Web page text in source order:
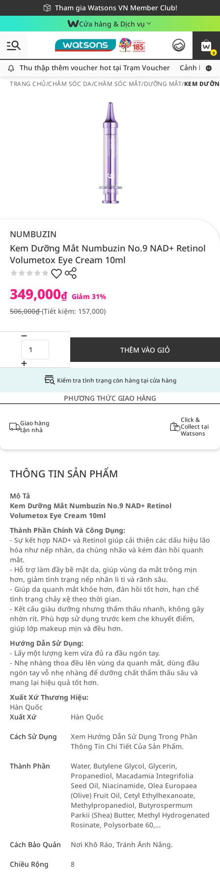
Tham gia Watsons VN Member Club!
Miễn phí giao hàng cho đơn hàng từ 249,000Đ
Giao hàng nhanh 24h - Áp dụng khu vực TP. Hồ Chí Minh
Cửa hàng & Dịch vụ
0
Thu thập thêm voucher hot tại Trạm Voucher
Thu thập thêm voucher hot tại Trạm Voucher Cảnh báo
TRANG CHỦ/CHĂM SÓC DA/CHĂM SÓC MẮT/DƯỠNG MẮT/KEM
NUMBUZIN
Kem Dưỡng Mắt Numbuzin No.9 NAD+ Retinol
Volumetox Eye Cream 10ml
349,000₫ Giảm 31%
506,000₫(Tiết kiệm: 157,000)
THÊM VÀO GIỎ
Kiểm tra tình trạng còn hàng tại cửa hàng
PHƯƠNG THỨC GIAO HÀNG
Giao hàng
tận nhà
Click &
Collect tại
Watsons
THÔNG TIN SẢN PHẨM
Mô Tả
Kem Dưỡng Mắt Numbuzin No.9 NAD+ Retinol
Volumetox Eye Cream 10ml
Thành Phần Chính Và Công Dụng:
- Sự kết hợp NAD+ và Retinol giúp cải thiện các dấu hiệu lão
hóa như nếp nhăn, da chùng nhão và kém đàn hồi quanh
mắt.
- Hỗ trợ làm đầy bề mặt da, giúp vùng da mắt trông mịn
hơn, giảm tình trạng nếp nhăn li ti và rãnh sâu.
- Giúp da quanh mắt khỏe hơn, đàn hồi tốt hơn, hạn chế
tình trạng chảy xệ theo thời gian.
- Kết cấu giàu dưỡng nhưng thẩm thấu nhanh, không gây
nhờn rít. Phù hợp sử dụng trước kem che khuyết điểm,
giúp lớp makeup mịn và đều hơn.
Hướng Dẫn Sử Dụng:
- Lấy một lượng kem vừa đủ ra đầu ngón tay.
- Nhẹ nhàng thoa đều lên vùng da quanh mắt, dùng đầu
ngón tay vỗ nhẹ nhàng để dưỡng chất thẩm thấu sâu và
mang lại hiệu quả tốt hơn.
Xuất Xứ Thương Hiệu:
Hàn Quốc
Xuất Xứ
Hàn Quốc
Cách Sử Dụng
Xem Hướng Dẫn Sử Dụng Trong Phần
Thông Tin Chi Tiết Của Sản Phẩm.
Thành Phần
Water, Butylene Glycol, Glycerin,
Propanediol, Macadamia Integrifolia
Seed Oil, Niacinamide, Olea Europaea
(Olive) Fruit Oil, Cetyl Ethylhexanoate,
Methylpropanediol, Butyrospermum
Parkii (Shea) Butter, Methyl Hydrogenated
Rosinate, Polysorbate 60,…
Cách Bảo Quản Nơi Khô Ráo, Tránh Ánh Nắng.
Chiều Rộng 8